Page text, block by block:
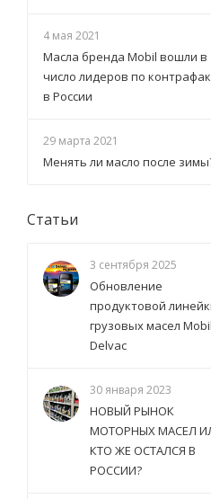
4 мая 2021
Масла бренда Mobil вошли в
число лидеров по
в России
29 марта 2021
Менять ли масло после
Статьи
3 сентября 2025
Обновление
продуктовой
грузовых масел Mobil
Delvac
30 января 2023
НОВЫЙ РЫНОК
МОТОРНЫХ МАСЕЛ
КТО ЖЕ ОСТАЛСЯ В
РОССИИ?